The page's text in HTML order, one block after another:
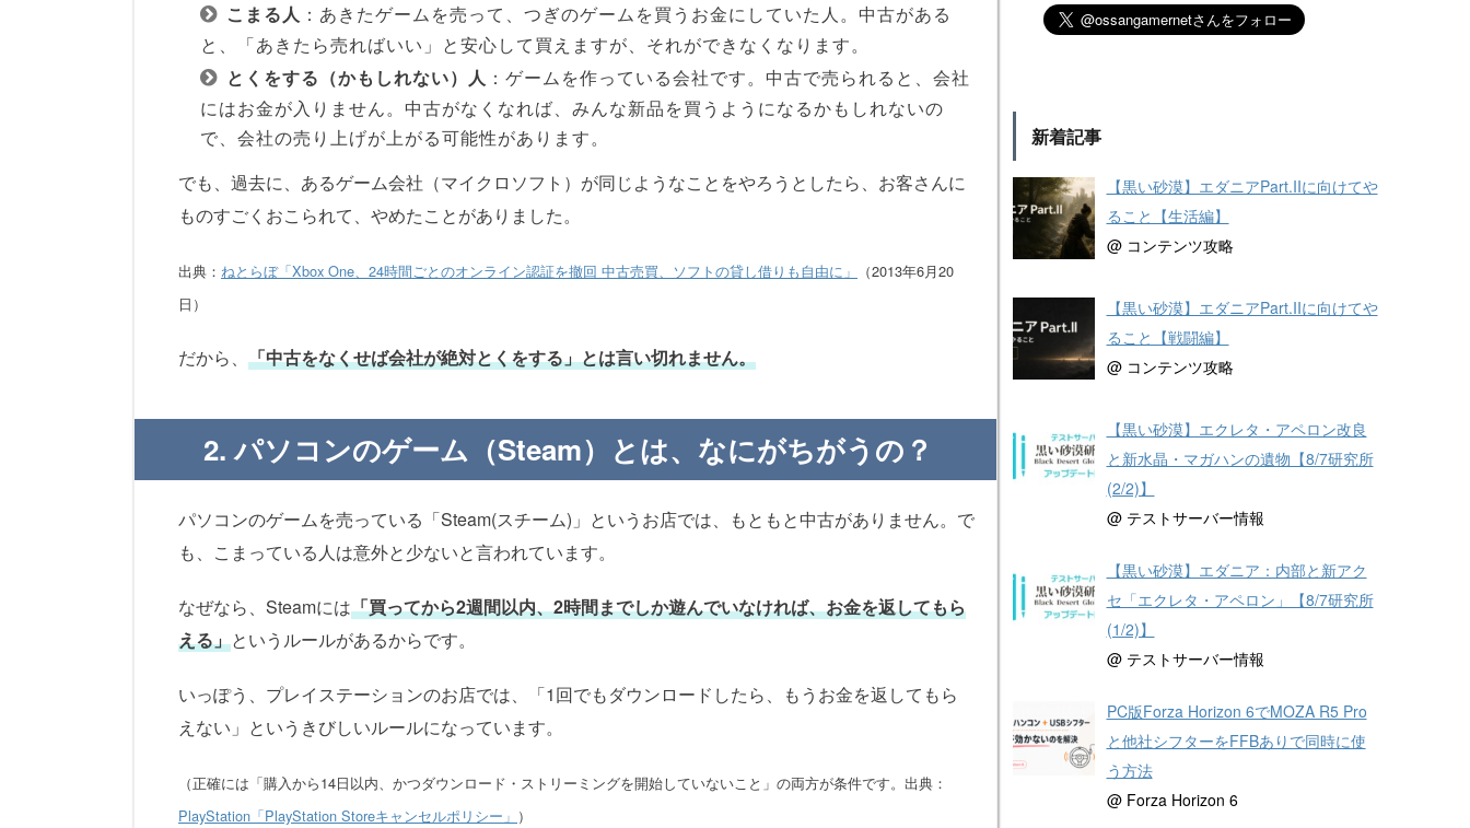
こまる人 ：あきたゲームを売って、つぎのゲームを買うお金にしていた人。中古がある
と、「あきたら売ればいい」と安心して買えますが、それができなくなります。
とくをする（かもしれない）人 ：ゲームを作っている会社です。中古で売られると、会社
にはお金が入りません。中古がなくなれば、みんな新品を買うようになるかもしれないの
で、会社の売り上げが上がる可能性があります。
でも、過去に、あるゲーム会社（マイクロソフト）が同じようなことをやろうとしたら、お客さんに
ものすごくおこられて、やめたことがありました。
出典： ねとらぼ「Xbox One、24時間ごとのオンライン認証を撤回 中古売買、ソフトの貸し借りも自由に」
（2013年6月20
日）
だから、 「中古をなくせば会社が絶対とくをする」とは言い切れません。
2. パソコンのゲーム（Steam）とは、なにがちがうの？
パソコンのゲームを売っている「Steam(スチーム)」というお店では、もともと中古がありません。で
も、こまっている人は意外と少ないと言われています。
なぜなら、Steamには「買ってから2週間以内、2時間までしか遊んでいなければ、お金を返してもら
える」というルールがあるからです。
いっぽう、プレイステーションのお店では、「1回でもダウンロードしたら、もうお金を返してもら
えない」というきびしいルールになっています。
（正確には「購入から14日以内、かつダウンロード・ストリーミングを開始していないこと」の両方が条件です。出典：
PlayStation「PlayStation Storeキャンセルポリシー」 ）
新着記事
【黒い砂漠】エダニアPart.IIに向けてや
ること【生活編】
@ コンテンツ攻略
【黒い砂漠】エダニアPart.IIに向けてや
ること【戦闘編】
@ コンテンツ攻略
【黒い砂漠】エクレタ・アペロン改良
と新水晶・マガハンの遺物【8/7研究所
(2/2)】
@ テストサーバー情報
【黒い砂漠】エダニア：内部と新アク
セ「エクレタ・アペロン」【8/7研究所
(1/2)】
@ テストサーバー情報
PC版Forza Horizon 6でMOZA R5 Pro
と他社シフターをFFBありで同時に使
う方法
@ Forza Horizon 6